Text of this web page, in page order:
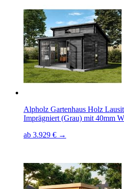
Alpholz Gartenhaus Holz
Imprägniert (Grau) mit 40mm
ab 3.929 € →